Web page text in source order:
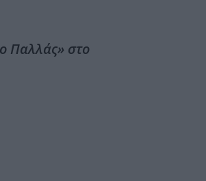
Παλλάς» στο